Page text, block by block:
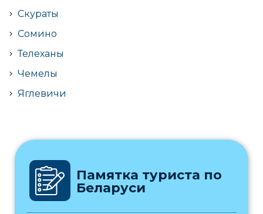
Скураты
Сомино
Телеханы
Чемелы
Яглевичи
Памятка туриста по
Беларуси